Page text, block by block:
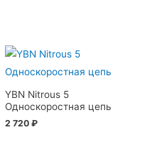
YBN Nitrous 5
Односкоростная цепь
2 720 ₽